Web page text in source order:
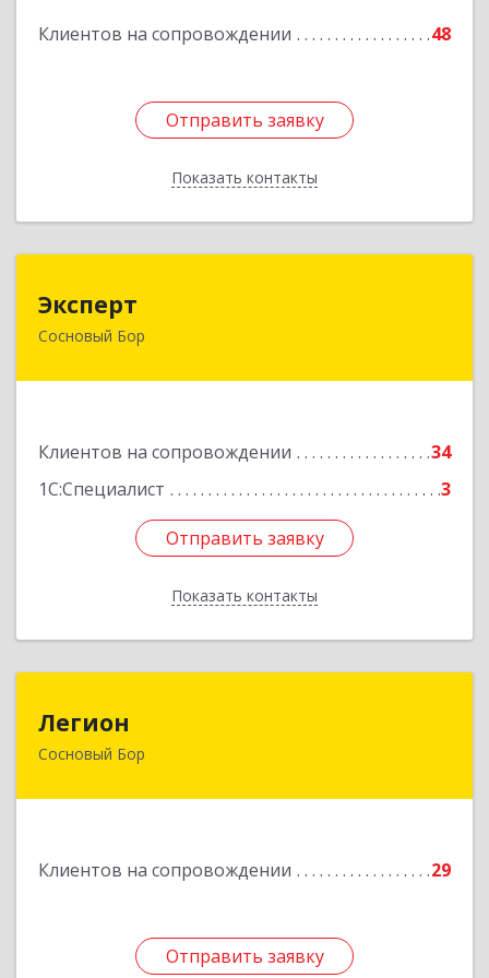
Клиентов на сопровождении 48
Отправить заявку
Показать контакты
Подробнее
Отправить заявку
Назад
Эксперт
Сосновый Бор
Клиентов на сопровождении
34
1С:Специалист
3
Отправить заявку
Показать контакты
188544, Ленинградская обл, Сосновый Бор г, 50
Отправить заявку
Назад
Легион
Сосновый Бор
Клиентов на сопровождении 29
Отправить заявку
188544, Ленинградская обл, Сосновый Бор г,
Отправить заявку